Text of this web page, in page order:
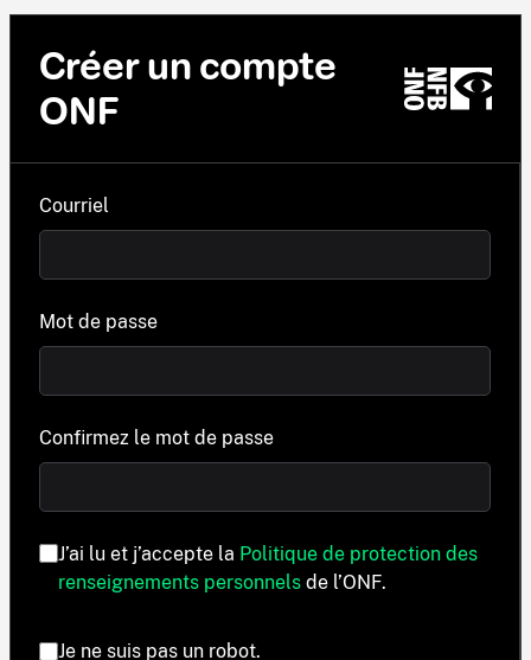
Créer un compte
ONF
Courriel
Mot de passe
Confirmez le mot de passe
J’ai lu et j’accepte la Politique de protection des
renseignements personnels de l’ONF.
Je ne suis pas un robot.